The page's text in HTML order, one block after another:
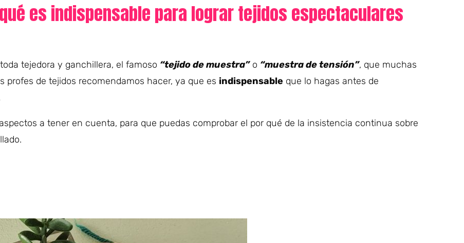
es indispensable para lograr tejidos espectaculares
tejedora y ganchillera, el famoso “tejido de muestra”o “muestra de tensión”, que muchas
profes de tejidos recomendamos hacer, ya que es indispensable que lo hagas antes de
a tener en cuenta, para que puedas comprobar el por qué de la insistencia continua sobre